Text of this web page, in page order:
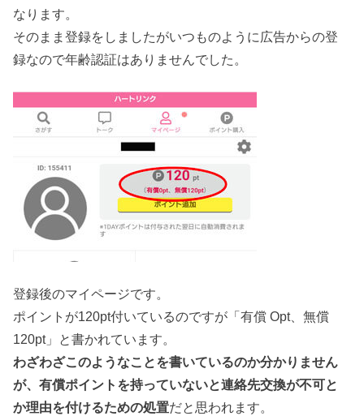
なります。
そのまま登録をしましたがいつものように広告からの登
録なので年齢認証はありませんでした。
登録後のマイページです。
ポイントが120pt付いているのですが「有償 Opt、無償
120pt」と書かれています。
わざわざこのようなことを書いているのか分かりません
が、有償ポイントを持っていないと連絡先交換が不可と
か理由を付けるための処置だと思われます。